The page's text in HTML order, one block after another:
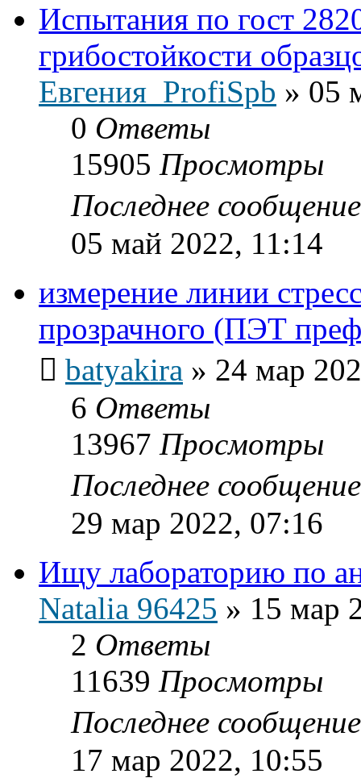
Испытания по гост
грибостойкости
Евгения_ProfiSpb » 05
0 Ответы
15905 Просмотры
Последнее
05 май 2022, 11:14
измерение линии
прозрачного (ПЭТ
batyakira » 24 мар
6 Ответы
13967 Просмотры
Последнее
29 мар 2022, 07:16
Ищу лабораторию по
Natalia 96425 » 15 мар
2 Ответы
11639 Просмотры
Последнее
17 мар 2022, 10:55